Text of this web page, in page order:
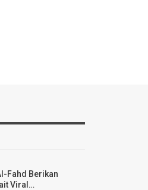
Fahd Berikan
Viral…